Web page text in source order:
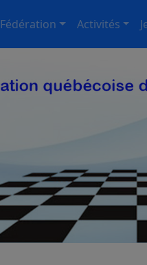
Fédération Activités